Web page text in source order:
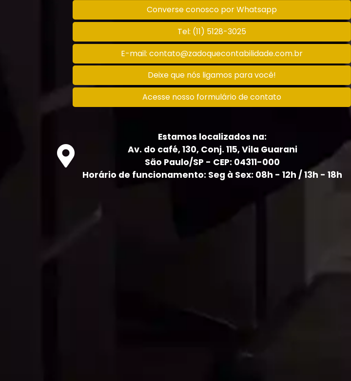
Converse conosco por Whatsapp
Tel: (11) 5128-3025
E-mail: contato@zadoquecontabilidade.com.br
Deixe que nós ligamos para você!
Acesse nosso formulário de contato
Estamos localizados na:
Av. do café, 130, Conj. 115, Vila Guarani
São Paulo/SP - CEP: 04311-000
Horário de funcionamento: Seg à Sex: 08h - 12h / 13h - 18h